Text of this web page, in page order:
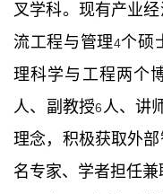
叉学科。现有产业
流工程与管理4个硕
理科学与工程两个
人、副教授6人、讲
理念，积极获取外
名专家、学者担任兼